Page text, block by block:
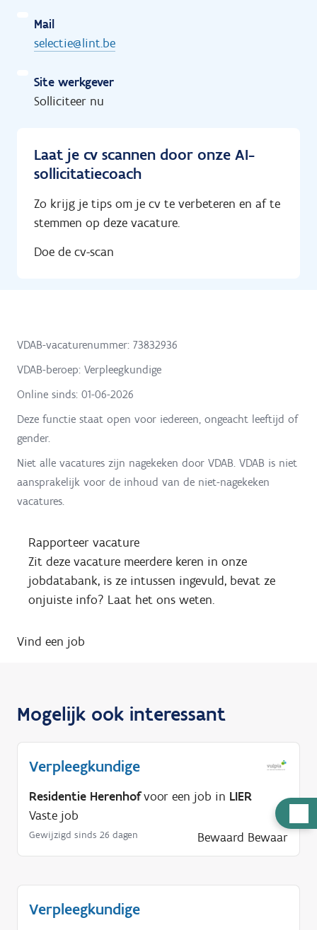
u
n
Mail
selectie@lint.be
Site werkgever
Solliciteer nu
Laat je cv scannen door onze AI-
sollicitatiecoach
Zo krijg je tips om je cv te verbeteren en af te
stemmen op deze vacature.
Doe de cv-scan
VDAB-vacaturenummer: 73832936
VDAB-beroep: Verpleegkundige
Online sinds: 01-06-2026
Deze functie staat open voor iedereen, ongeacht leeftijd of
gender.
Niet alle vacatures zijn nagekeken door VDAB. VDAB is niet
aansprakelijk voor de inhoud van de niet-nagekeken
vacatures.
Rapporteer vacature
Zit deze vacature meerdere keren in onze
jobdatabank, is ze intussen ingevuld, bevat ze
onjuiste info? Laat het ons weten.
Vind een job
Mogelijk ook interessant
Verpleegkundige
Residentie Herenhofvoor een job in LIER
Vaste job
Gewijzigd sinds 26 dagen Bewaard Bewaar
Verpleegkundige